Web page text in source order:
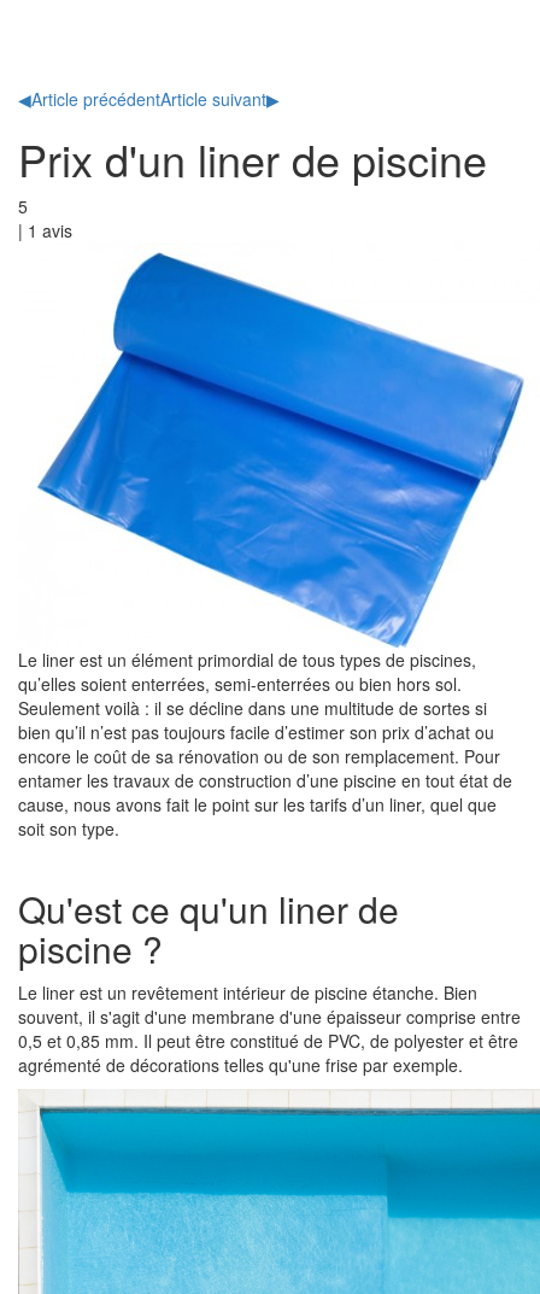
◀Article précédentArticle suivant▶
Prix d'un liner de piscine
5
| 1 avis
Le liner est un élément primordial de tous types de piscines,
qu’elles soient enterrées, semi-enterrées ou bien hors sol.
Seulement voilà : il se décline dans une multitude de sortes si
bien qu’il n’est pas toujours facile d’estimer son prix d’achat ou
encore le coût de sa rénovation ou de son remplacement. Pour
entamer les travaux de construction d’une piscine en tout état de
cause, nous avons fait le point sur les tarifs d’un liner, quel que
soit son type.
Qu'est ce qu'un liner de
piscine ?
Le liner est un revêtement intérieur de piscine étanche. Bien
souvent, il s'agit d'une membrane d'une épaisseur comprise entre
0,5 et 0,85 mm. Il peut être constitué de PVC, de polyester et être
agrémenté de décorations telles qu'une frise par exemple.